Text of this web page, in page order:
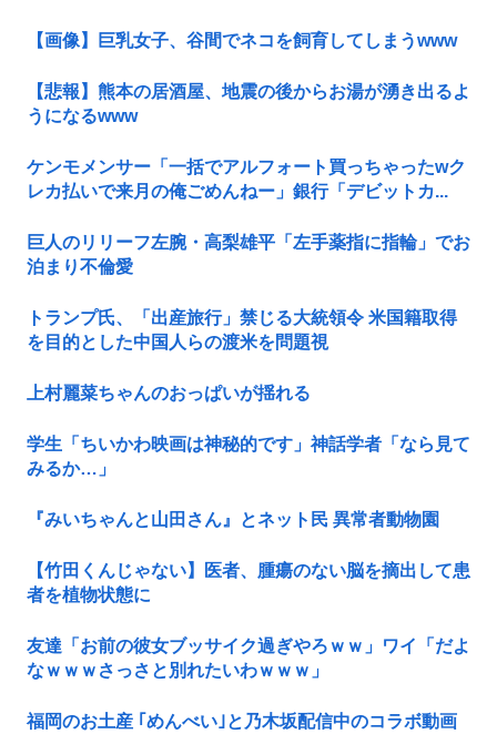
【画像】巨乳女子、谷間でネコを飼育してしまうwww
【悲報】熊本の居酒屋、地震の後からお湯が湧き出るよ
うになるwww
ケンモメンサー「一括でアルフォート買っちゃったwク
レカ払いで来月の俺ごめんねー」銀行「デビットカ...
巨人のリリーフ左腕・高梨雄平「左手薬指に指輪」でお
泊まり不倫愛
トランプ氏、「出産旅行」禁じる大統領令 米国籍取得
を目的とした中国人らの渡米を問題視
上村麗菜ちゃんのおっぱいが揺れる
学生「ちいかわ映画は神秘的です」神話学者「なら見て
みるか…」
『みいちゃんと山田さん』とネット民 異常者動物園
【竹田くんじゃない】医者、腫瘍のない脳を摘出して患
者を植物状態に
友達「お前の彼女ブッサイク過ぎやろｗｗ」ワイ「だよ
なｗｗｗさっさと別れたいわｗｗｗ」
福岡のお土産 ｢めんべい｣と乃木坂配信中のコラボ動画